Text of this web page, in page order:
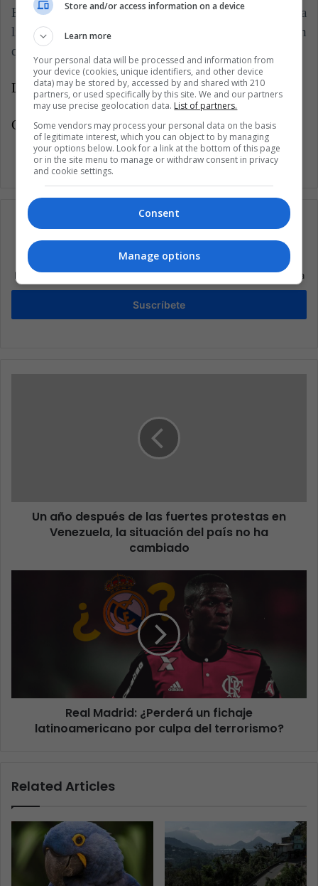
En resumen, estos cinco escritores se inscriben en la
literatura colombiana contemporánea sobre la que aún
quedan muchas historias por narrar.
Latin American Post | Claudia Patricia Acosta Aguilar
Copy edited by Diana Rojas
Suscríbete a nuestra lista de correos
Mantente informado sobre lo que está pasando en Latinoamérica
Suscríbete
Un año después de las fuertes protestas en
Venezuela, la situación del país no ha
cambiado
Real Madrid: ¿Perderá un fichaje
latinoamericano por culpa del terrorismo?
Related Articles
Store and/or access information on a device
Learn more
Your personal data will be processed and information from
your device (cookies, unique identifiers, and other device
data) may be stored by, accessed by and shared with 210
partners, or used specifically by this site. We and our partners
may use precise geolocation data. List of partners.
Some vendors may process your personal data on the basis
of legitimate interest, which you can object to by managing
your options below. Look for a link at the bottom of this page
or in the site menu to manage or withdraw consent in privacy
and cookie settings.
Consent
Manage options